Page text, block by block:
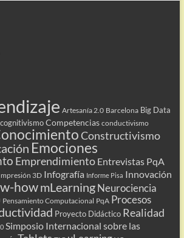
Artesanía 2.0 Barcelona Big Data
cognitivismo Competencias conductivismo
Constructivismo
Emociones
Emprendimiento Entrevistas PqA
3D Infografía Informe Pisa Innovación
howmLearning Neurociencia
Pensamiento Computacional PqA Procesos
Proyecto Didáctico Realidad
Simposio Internacional sobre las